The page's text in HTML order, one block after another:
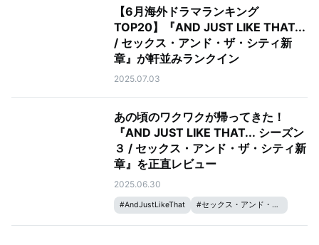
【6月海外ドラマランキング
TOP20】『AND JUST LIKE THAT...
/ セックス・アンド・ザ・シティ新
章』が軒並みランクイン
2025.07.03
あの頃のワクワクが帰ってきた！
『AND JUST LIKE THAT... シーズン
３ / セックス・アンド・ザ・シティ新
章』を正直レビュー
2025.06.30
#AndJustLikeThat #セックス・アンド・ザ・シティ